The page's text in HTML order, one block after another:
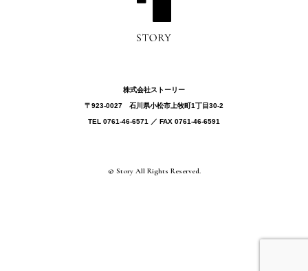
株式会社ストーリー
〒923-0027 ⽯川県⼩松市上牧町1丁目30-2
TEL 0761-46-6571 ／ FAX 0761-46-6591
© Story All Rights Reserved.